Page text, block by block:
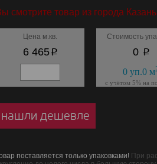
смотрите товар из города
Цена м.кв.
6 465p
Стоимость
0 p
0уп.0м
с учётом 5% на
нашли дешевле
поставляется только упаковками! При